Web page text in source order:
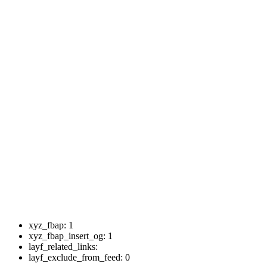
xyz_fbap: 1
xyz_fbap_insert_og: 1
layf_related_links:
layf_exclude_from_feed: 0